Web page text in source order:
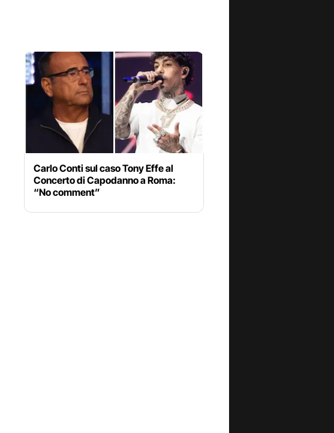
Carlo Conti sul caso Tony Effe al
Concerto di Capodanno a Roma:
“No comment”